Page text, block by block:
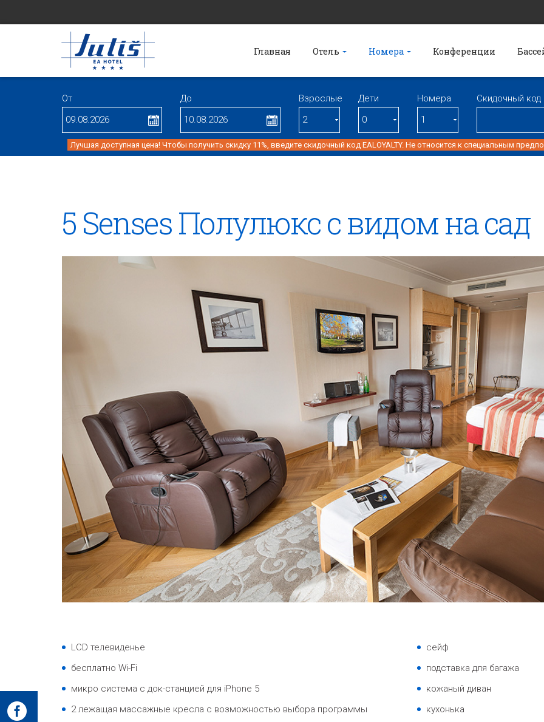
Главная Oтель Номера Конференции
От До Взрослые Дети Номерa Скидочный код
Лучшая доступная цена! Чтобы получить скидку 11%, введите скидочный код EALOYALTY. Не относится к специальным
5 Senses Полулюкс с видом на сад
LCD телевиденье
бесплатно Wi-Fi
микро система с док-станцией для iPhone 5
2 лежащая массажные кресла c возможностью выбора программы
cейф
подставка для багажа
кожаный диван
кухонька